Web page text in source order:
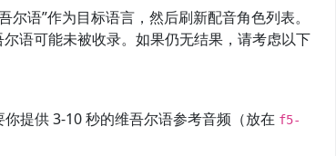
尔语”作为目标语言，然后刷新配音角色列表。
语可能未被收录。如果仍无结果，请考虑以下
提供 3-10 秒的维吾尔语参考音频（放在 f5-